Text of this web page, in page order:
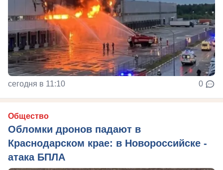
сегодня в 11:10 0
Общество
Обломки дронов падают в
Краснодарском крае: в Новороссийске -
атака БПЛА